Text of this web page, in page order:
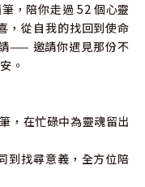
，陪你走過 52 個心靈
，從自我的找回到使命
—— 邀請你遇見那份不
。
，在忙碌中為靈魂留出
到找尋意義，全方位陪